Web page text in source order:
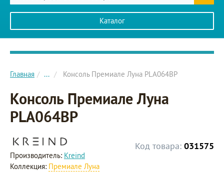
Каталог
Главное меню сайта
Главная ... Консоль Премиале Луна PLA064BP
Консоль Премиале Луна
PLA064BP
Код товара: 031575
Производитель: Kreind
Коллекция: Премиале Луна